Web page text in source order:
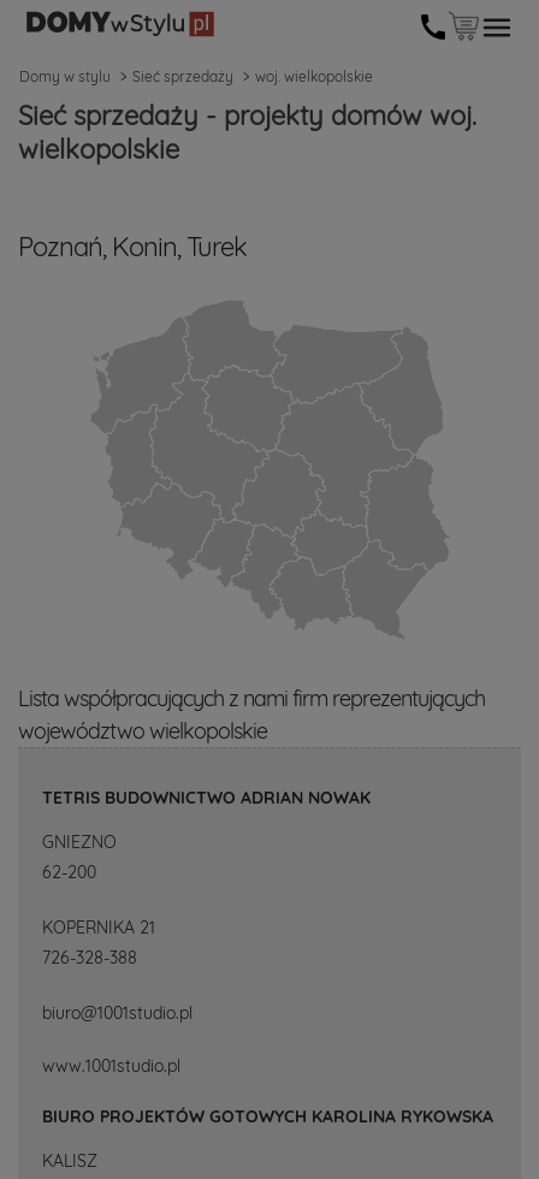
Domy w stylu Sieć sprzedaży woj. wielkopolskie
Sieć sprzedaży - projekty domów woj.
wielkopolskie
Poznań, Konin, Turek
Lista współpracujących z nami firm reprezentujących
województwo wielkopolskie
TETRIS BUDOWNICTWO ADRIAN NOWAK
GNIEZNO
62-200
KOPERNIKA 21
726-328-388
biuro@1001studio.pl
www.1001studio.pl
BIURO PROJEKTÓW GOTOWYCH KAROLINA RYKOWSKA
KALISZ